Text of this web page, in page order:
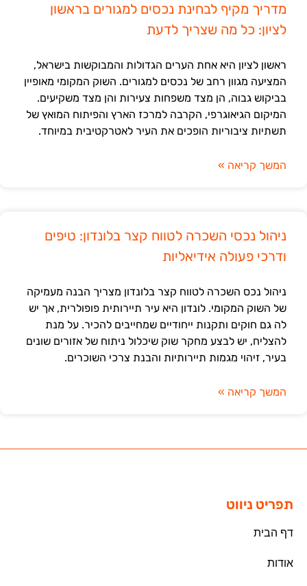
מדריך מקיף לבחינת נכסים למגורים בראשון
לציון: כל מה שצריך לדעת
ראשון לציון היא אחת הערים הגדולות והמבוקשות בישראל,
המציעה מגוון רחב של נכסים למגורים. השוק המקומי מאופיין
בביקוש גבוה, הן מצד משפחות צעירות והן מצד משקיעים.
המיקום הגיאוגרפי, הקרבה למרכז הארץ והפיתוח המואץ של
תשתיות ציבוריות הופכים את העיר לאטרקטיבית במיוחד.
המשך קריאה »
ניהול נכסי השכרה לטווח קצר בלונדון: טיפים
ודרכי פעולה אידיאליות
ניהול נכס השכרה לטווח קצר בלונדון מצריך הבנה מעמיקה
של השוק המקומי. לונדון היא עיר תיירותית פופולרית, אך יש
לה גם חוקים ותקנות ייחודיים שמחייבים להכיר. על מנת
להצליח, יש לבצע מחקר שוק שיכלול ניתוח של אזורים שונים
בעיר, זיהוי מגמות תיירותיות והבנת צרכי השוכרים.
המשך קריאה »
תפריט ניווט
דף הבית
אודות